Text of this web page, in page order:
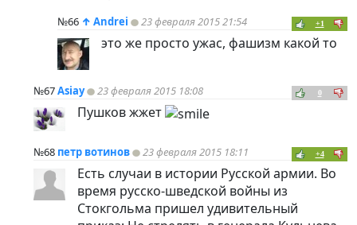
№66 ↑ Andrei 23 февраля 2015 21:54 +1
это же просто ужас, фашизм какой то
№67Asiay 23 февраля 2015 18:08 0
Пушков жжет
№68 петр вотинов 23 февраля 2015 18:11 +4
Есть случаи в истории Русской армии. Во
время русско-шведской войны из
Стокгольма пришел удивительный